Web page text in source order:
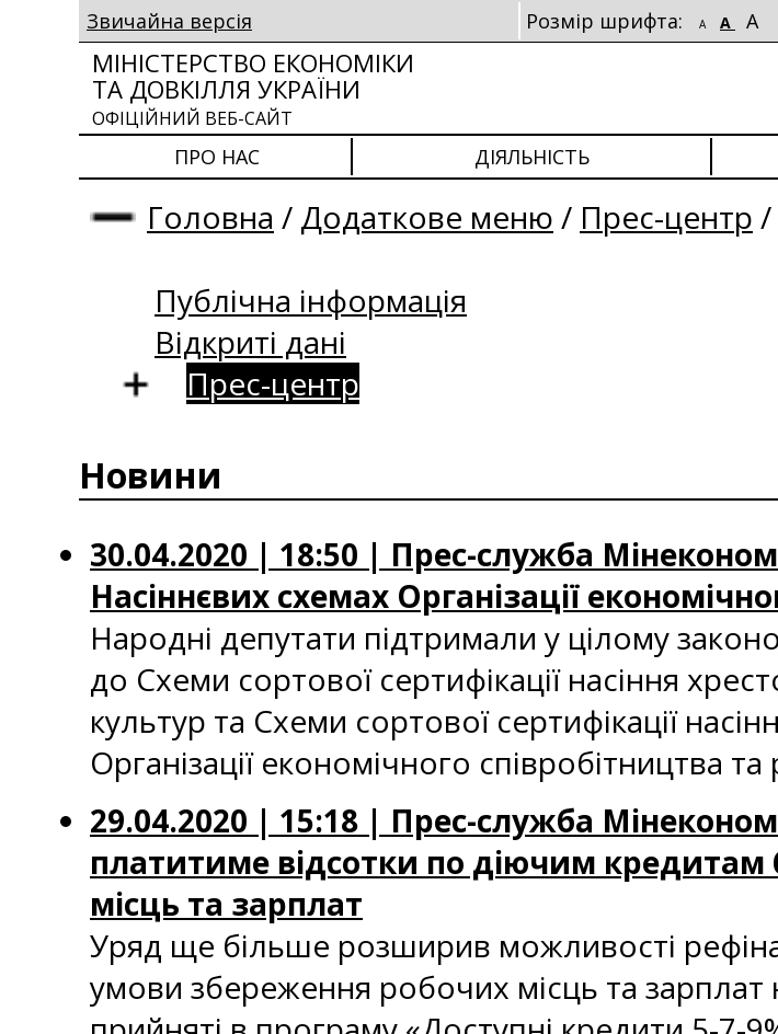
Звичайна версія Розмір шрифта: A A A
МІНІСТЕРСТВО ЕКОНОМІКИ
ТА ДОВКІЛЛЯ УКРАЇНИ
ОФІЦІЙНИЙ ВЕБ-САЙТ
ПРО НАС ДІЯЛЬНІСТЬ
Головна / Додаткове меню / Прес-центр /
Публічна інформація
Відкриті дані
Прес-центр
Новини
30.04.2020 | 18:50 | Прес-служба
Насіннєвих схемах Організації
Народні депутати підтримали у цілому
до Схеми сортової сертифікації насіння
культур та Схеми сортової сертифікації
Організації економічного співробітництва та
29.04.2020 | 15:18 | Прес-служба
платитиме відсотки по діючим кредитам
місць та зарплат
Уряд ще більше розширив можливості
умови збереження робочих місць та зарплат